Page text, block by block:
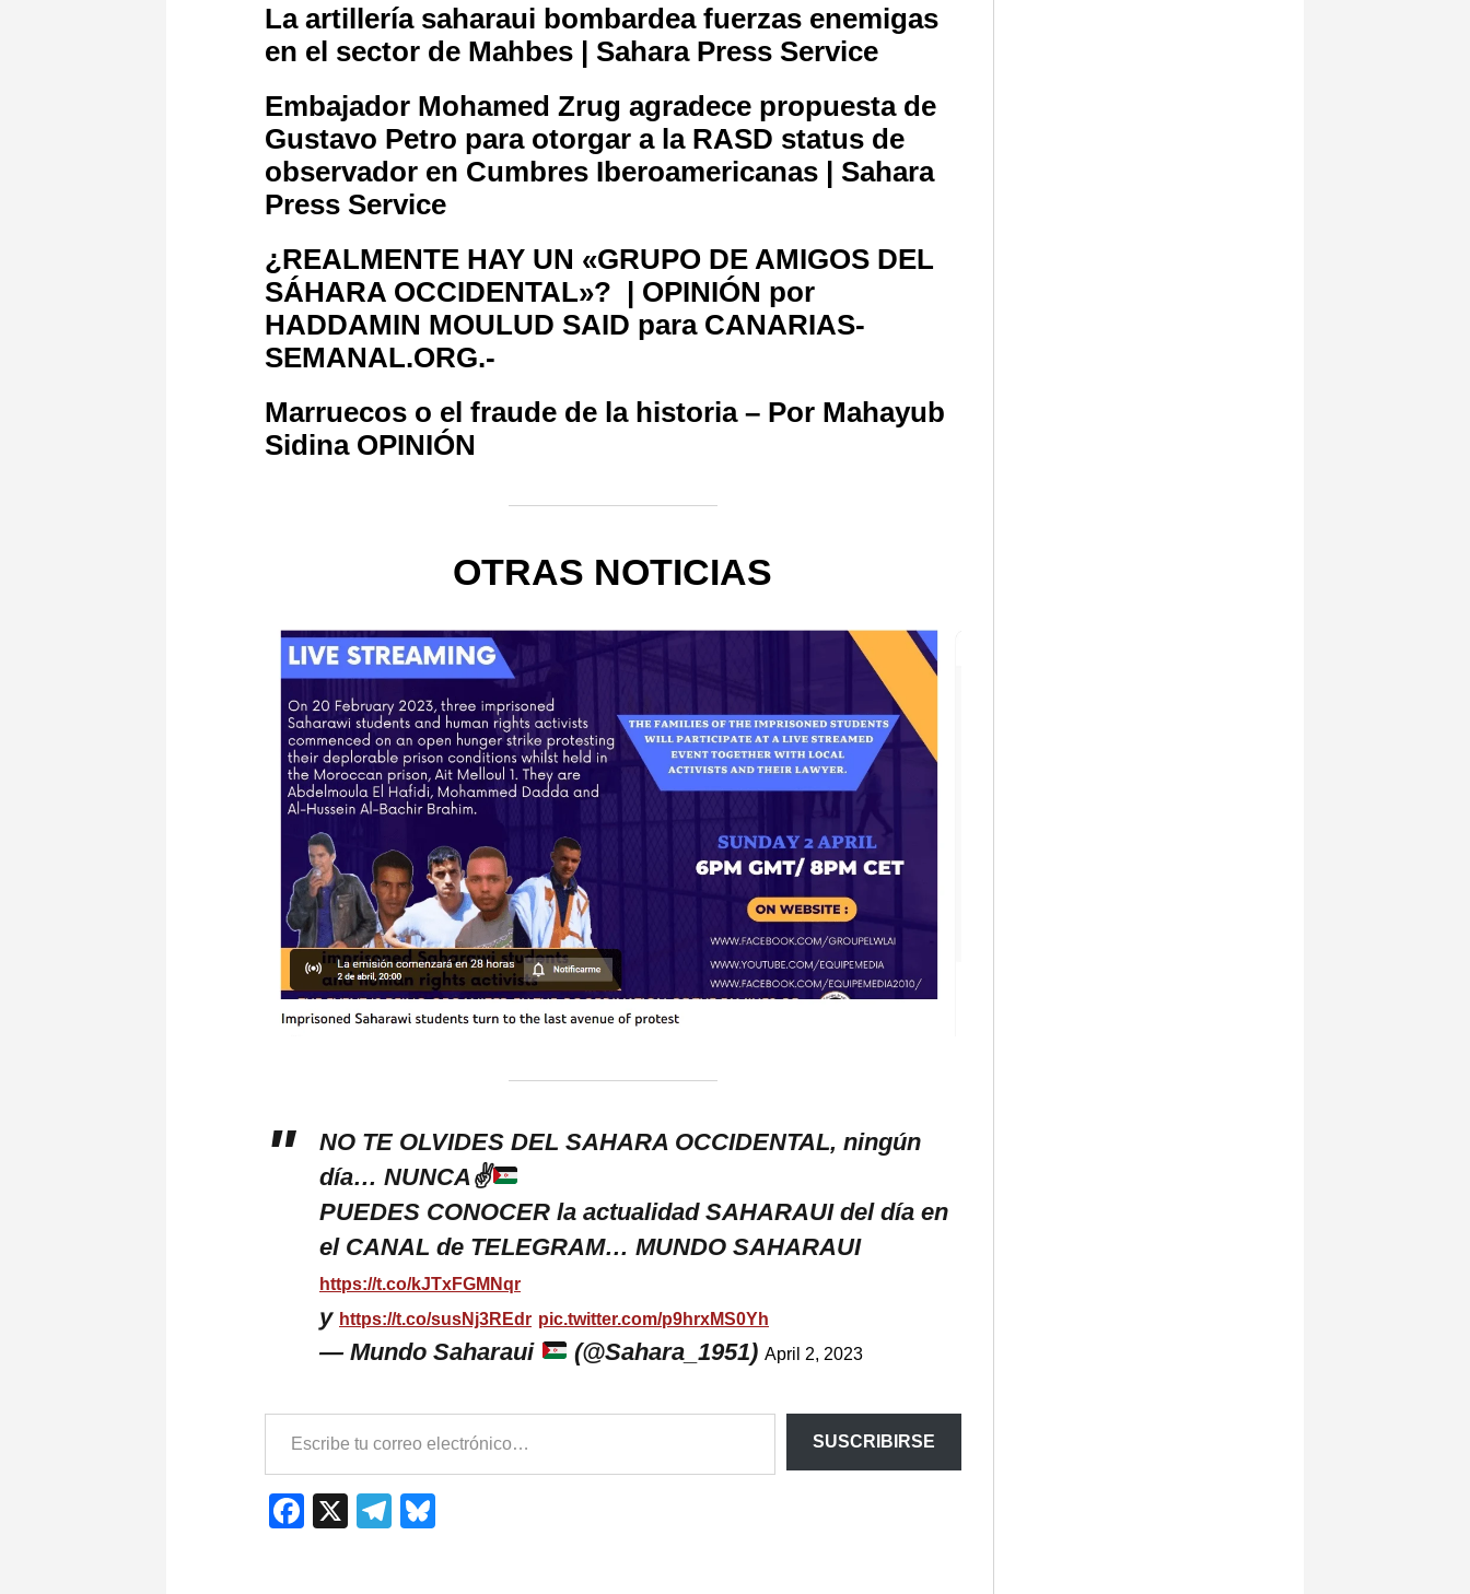
La artillería saharaui bombardea fuerzas enemigas
en el sector de Mahbes | Sahara Press Service
Embajador Mohamed Zrug agradece propuesta de
Gustavo Petro para otorgar a la RASD status de
observador en Cumbres Iberoamericanas | Sahara
Press Service
¿REALMENTE HAY UN «GRUPO DE AMIGOS DEL
SÁHARA OCCIDENTAL»? | OPINIÓN por
HADDAMIN MOULUD SAID para CANARIAS-
SEMANAL.ORG.-
Marruecos o el fraude de la historia – Por Mahayub
Sidina OPINIÓN
OTRAS NOTICIAS
NO TE OLVIDES DEL SAHARA OCCIDENTAL, ningún
día… NUNCA✌
PUEDES CONOCER la actualidad SAHARAUI del día en
el CANAL de TELEGRAM… MUNDO SAHARAUI
https://t.co/kJTxFGMNqr
y https://t.co/susNj3REdr pic.twitter.com/p9hrxMS0Yh
— Mundo Saharaui (@Sahara_1951)April 2, 2023
SUSCRIBIRSE
Facebook
X Telegram